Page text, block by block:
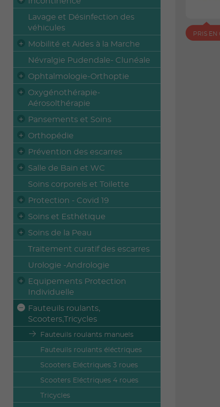
Lavage et Désinfection des
véhicules
Mobilité et Aides à la Marche
Névralgie Pudendale- Clunéale
Ophtalmologie-Orthoptie
Oxygénothérapie-
Aérosolthérapie
Pansements et Soins
Orthopédie
Prévention des escarres
Salle de Bain et WC
Soins corporels et Toilette
Protection - Covid 19
Soins et Esthétique
Soins de la Peau
Traitement curatif des escarres
Urologie -Andrologie
Equipements Protection
Individuelle
Fauteuils roulants,
Scooters,Tricycles
Fauteuils roulants manuels
Fauteuils roulants éléctriques
Scooters Eléctriques 3 roues
Scooters Eléctriques 4 roues
Tricycles
PRIS EN